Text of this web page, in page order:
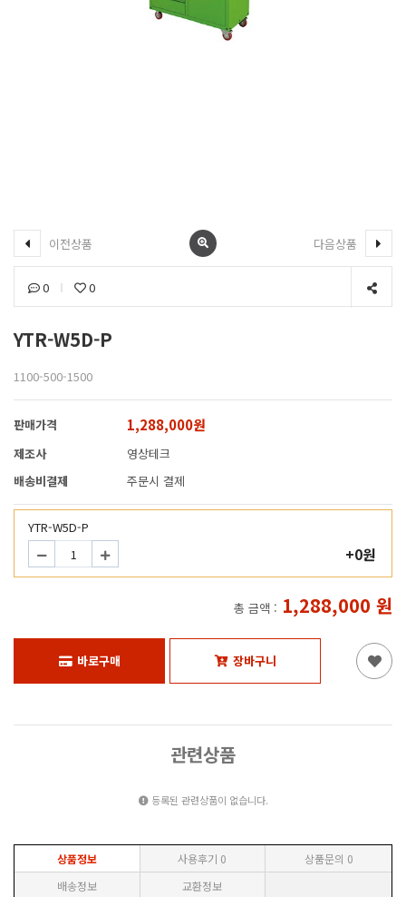
이전상품 다음상품
0 0
YTR-W5D-P
1100-500-1500
판매가격 1,288,000원
제조사
영상테크
배송비결제
주문시 결제
YTR-W5D-P
+0원
총 금액 : 1,288,000 원
바로구매 장바구니
관련상품
등록된 관련상품이 없습니다.
상품정보 사용후기 0 상품문의 0
배송정보
교환정보